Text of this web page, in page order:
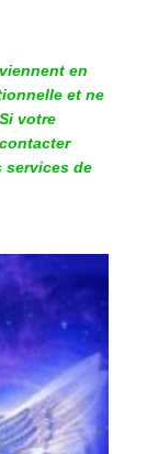
en
et ne
votre
services de